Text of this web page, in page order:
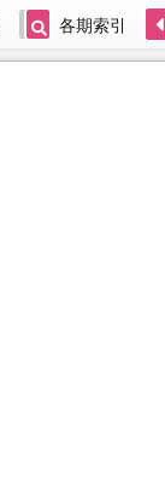
各期索引